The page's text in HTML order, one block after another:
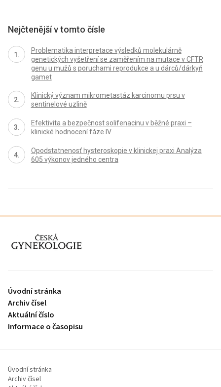
Nejčtenější v tomto čísle
Problematika interpretace výsledků molekulárně
genetických vyšetření se zaměřením na mutace v CFTR
genu u mužů s poruchami reprodukce a u dárců/dárkyň
gamet
Klinický význam mikrometastáz karcinomu prsu v
sentinelové uzlině
Efektivita a bezpečnost solifenacinu v běžné praxi –
klinické hodnocení fáze IV
Opodstatnenosť hysteroskopie v klinickej praxi Analýza
605 výkonov jedného centra
proLékaře.cz
Úvodní stránka
Archiv čísel
Aktuální číslo
Informace o časopisu
Úvodní stránka
Archiv čísel